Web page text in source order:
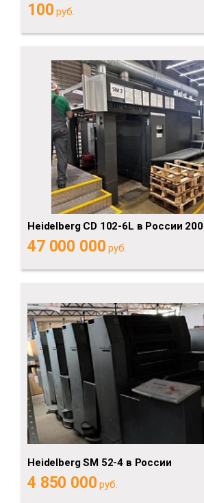
100 руб.
Heidelberg CD 102-6L в России
47 000 000 руб.
Heidelberg SM 52-4 в России
4 850 000 руб.